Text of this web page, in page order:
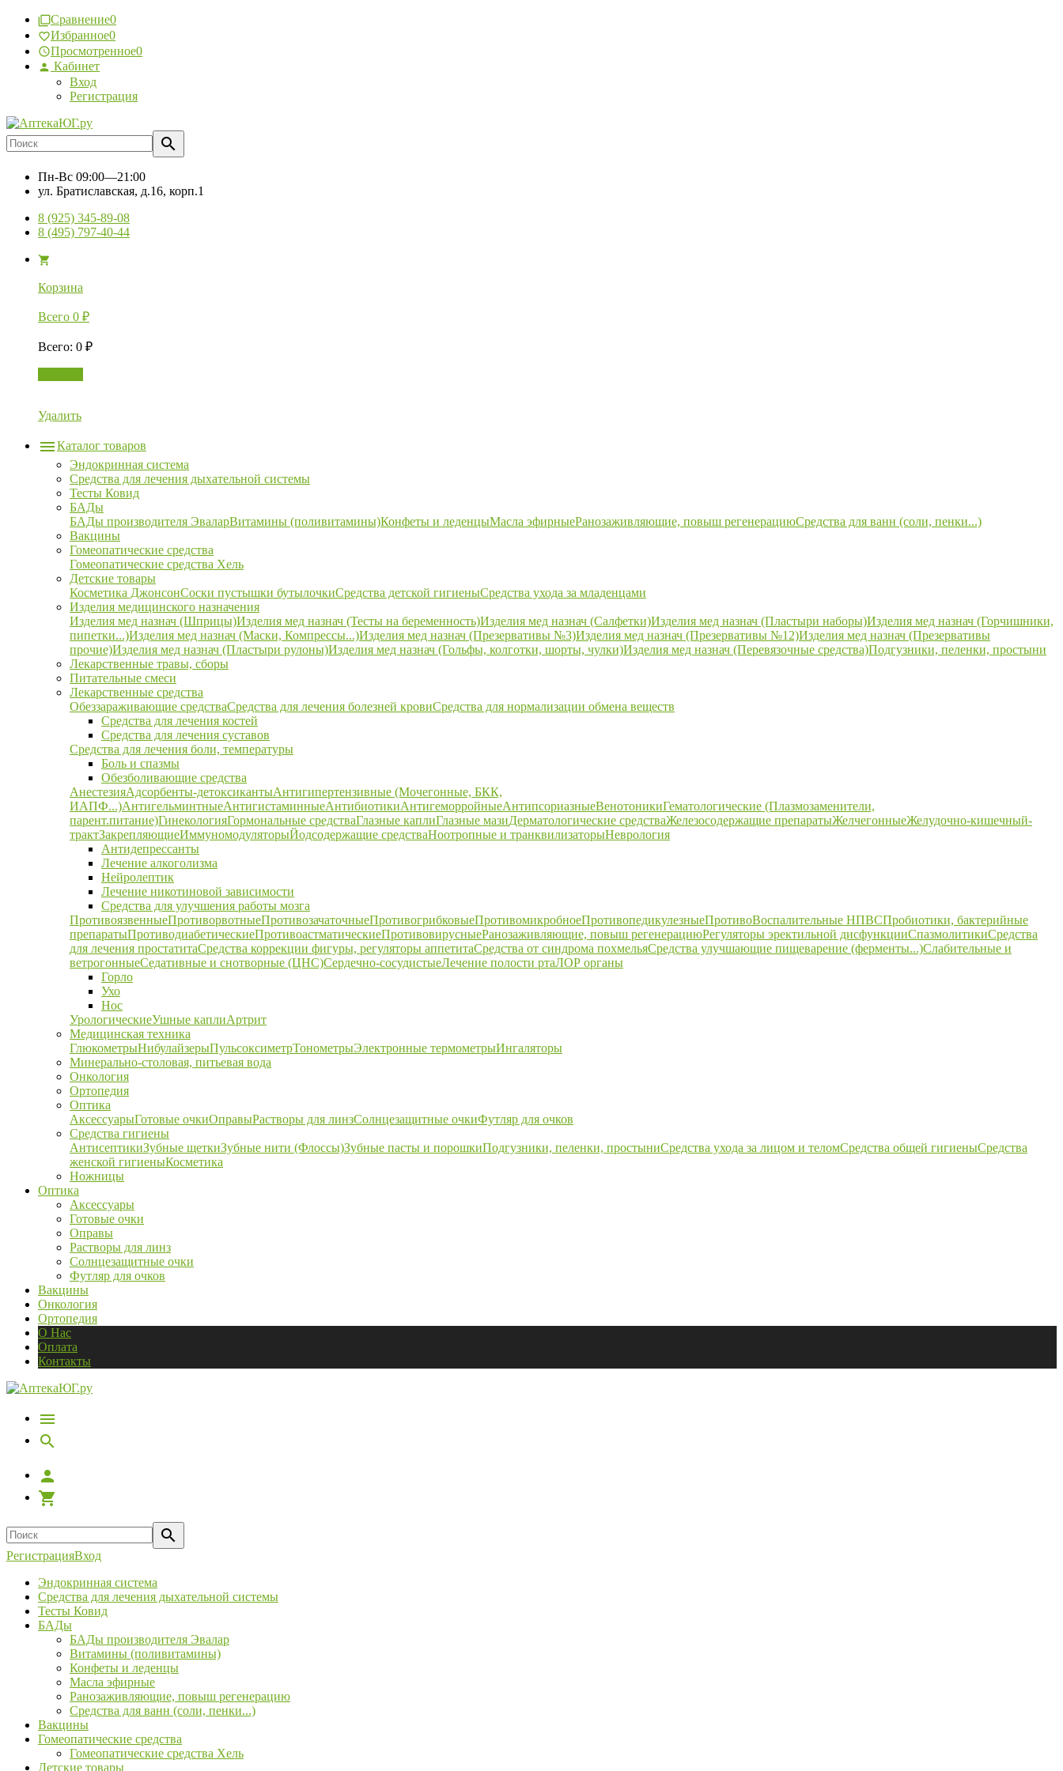
Сравнение0
Избранное0
Просмотренное0
Кабинет
Вход
Регистрация
Пн-Вс 09:00—21:00
ул. Братиславская, д.16, корп.1
8 (925) 345-89-08
8 (495) 797-40-44
Корзина
Всего 0 ₽
Всего: 0 ₽
Удалить
Каталог товаров
Эндокринная система
Средства для лечения дыхательной системы
Тесты Ковид
БАДы
БАДы производителя ЭваларВитамины (поливитамины)Конфеты и леденцыМасла эфирныеРанозаживляющие, повыш регенерациюСредства для ванн (соли, пенки...)
Вакцины
Гомеопатические средства
Гомеопатические средства Хель
Детские товары
Косметика ДжонсонСоски пустышки бутылочкиСредства детской гигиеныСредства ухода за младенцами
Изделия медицинского назначения
Изделия мед назнач (Шприцы)Изделия мед назнач (Тесты на беременность)Изделия мед назнач (Салфетки)Изделия мед назнач (Пластыри наборы)Изделия мед назнач (Горчишники,
пипетки...)Изделия мед назнач (Маски, Компрессы...)Изделия мед назнач (Презервативы №3)Изделия мед назнач (Презервативы №12)Изделия мед назнач (Презервативы
прочие)Изделия мед назнач (Пластыри рулоны)Изделия мед назнач (Гольфы, колготки, шорты, чулки)Изделия мед назнач (Перевязочные средства)Подгузники, пеленки, простыни
Лекарственные травы, сборы
Питательные смеси
Лекарственные средства
Обеззараживающие средстваСредства для лечения болезней кровиСредства для нормализации обмена веществ
Средства для лечения костей
Средства для лечения суставов
Средства для лечения боли, температуры
Боль и спазмы
Обезболивающие средства
АнестезияАдсорбенты-детоксикантыАнтигипертензивные (Мочегонные, БКК,
ИАПФ...)АнтигельминтныеАнтигистаминныеАнтибиотикиАнтигеморройныеАнтипсориазныеВенотоникиГематологические (Плазмозаменители,
парент.питание)ГинекологияГормональные средстваГлазные каплиГлазные мазиДерматологические средстваЖелезосодержащие препаратыЖелчегонныеЖелудочно-кишечный-
трактЗакрепляющиеИммуномодуляторыЙодсодержащие средстваНоотропные и транквилизаторыНеврология
Антидепрессанты
Лечение алкоголизма
Нейролептик
Лечение никотиновой зависимости
Средства для улучшения работы мозга
ПротивоязвенныеПротиворвотныеПротивозачаточныеПротивогрибковыеПротивомикробноеПротивопедикулезныеПротивоВоспалительные НПВСПробиотики, бактерийные
препаратыПротиводиабетическиеПротивоастматическиеПротивовирусныеРанозаживляющие, повыш регенерациюРегуляторы эректильной дисфункцииСпазмолитикиСредства
для лечения простатитаСредства коррекции фигуры, регуляторы аппетитаСредства от синдрома похмельяСредства улучшающие пищеварение (ферменты...)Слабительные и
ветрогонныеСедативные и снотворные (ЦНС)Сердечно-сосудистыеЛечение полости ртаЛОР органы
Горло
Ухо
Нос
УрологическиеУшные каплиАртрит
Медицинская техника
ГлюкометрыНибулайзерыПульсоксиметрТонометрыЭлектронные термометрыИнгаляторы
Минерально-столовая, питьевая вода
Онкология
Ортопедия
Оптика
АксессуарыГотовые очкиОправыРастворы для линзСолнцезащитные очкиФутляр для очков
Средства гигиены
АнтисептикиЗубные щеткиЗубные нити (Флоссы)Зубные пасты и порошкиПодгузники, пеленки, простыниСредства ухода за лицом и теломСредства общей гигиеныСредства
женской гигиеныКосметика
Ножницы
Оптика
Аксессуары
Готовые очки
Оправы
Растворы для линз
Солнцезащитные очки
Футляр для очков
Вакцины
Онкология
Ортопедия
О Нас
Оплата
Контакты
РегистрацияВход
Эндокринная система
Средства для лечения дыхательной системы
Тесты Ковид
БАДы
БАДы производителя Эвалар
Витамины (поливитамины)
Конфеты и леденцы
Масла эфирные
Ранозаживляющие, повыш регенерацию
Средства для ванн (соли, пенки...)
Вакцины
Гомеопатические средства
Гомеопатические средства Хель
Детские товары